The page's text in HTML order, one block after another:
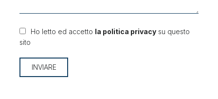
Ho letto ed accetto la politica privacy su questo
sito
INVIARE